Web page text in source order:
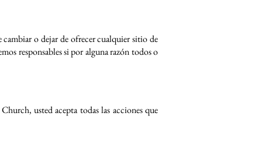
cambiar o dejar de ofrecer cualquier sitio de
responsables si por alguna razón todos o
usted acepta todas las acciones que